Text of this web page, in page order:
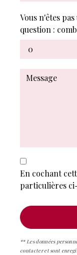
Vous n'êtes
question :
En cochant
particulières
** Les données
contacter et sont